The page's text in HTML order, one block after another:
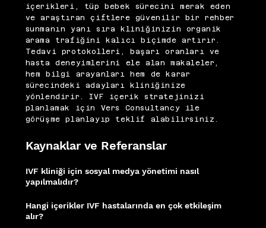
Kaynaklar ve Referanslar
IVF kliniği için sosyal medya yönetimi nasıl
yapılmalıdır?
Hangi içerikler IVF hastalarında en çok etkileşim
alır?
içerikleri, tüp bebek sürecini merak eden
ve araştıran çiftlere güvenilir bir rehber
sunmanın yanı sıra kliniğinizin organik
arama trafiğini kalıcı biçimde artırır.
Tedavi protokolleri, başarı oranları ve
hasta deneyimlerini ele alan makaleler,
hem bilgi arayanları hem de karar
sürecindeki adayları kliniğinize
yönlendirir. IVF içerik stratejinizi
planlamak için Vers Consultancy ile
görüşme planlayıp teklif alabilirsiniz.